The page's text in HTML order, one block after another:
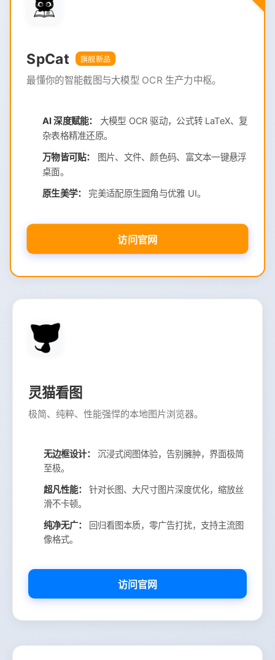
SpCat 旗舰新品
最懂你的智能截图与大模型 OCR 生产力中枢。
AI 深度赋能：
大模型 OCR 驱动，公式转 LaTeX、复
杂表格精准还原。
万物皆可贴：
图片、文件、颜色码、富文本一键悬浮
桌面。
原生美学： 完美适配原生圆角与优雅 UI。
访问官网
灵猫看图
极简、纯粹、性能强悍的本地图片浏览器。
无边框设计：
沉浸式阅图体验，告别臃肿，界面极简
至极。
超凡性能：
针对长图、大尺寸图片深度优化，缩放丝
滑不卡顿。
纯净无广：
回归看图本质，零广告打扰，支持主流图
像格式。
访问官网